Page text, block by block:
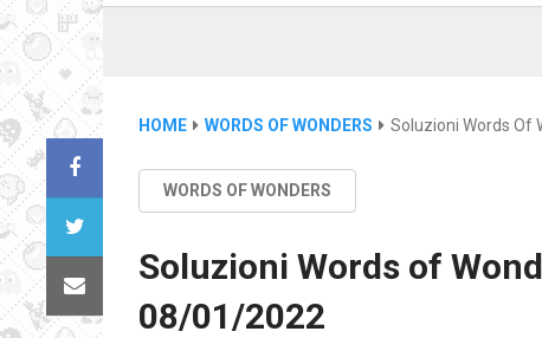
HOME WORDS OF WONDERS Soluzioni Words Of
WORDS OF WONDERS
Soluzioni Words of
08/01/2022